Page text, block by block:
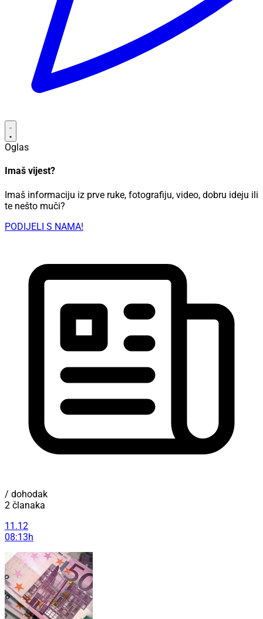
Oglas
Imaš vijest?
Imaš informaciju iz prve ruke, fotografiju, video, dobru ideju ili
te nešto muči?
PODIJELI S NAMA!
/ dohodak
2 članaka
11.12
08:13h